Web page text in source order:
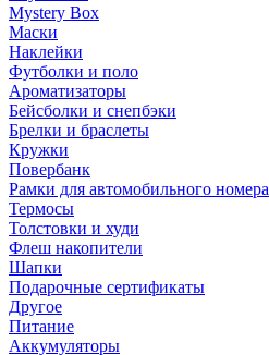
Mystery Box
Маски
Наклейки
Футболки и поло
Ароматизаторы
Бейсболки и снепбэки
Брелки и браслеты
Кружки
Повербанк
Рамки для автомобильного номера
Термосы
Толстовки и худи
Флеш накопители
Шапки
Подарочные сертификаты
Другое
Питание
Аккумуляторы